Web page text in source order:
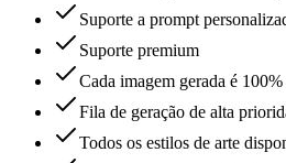
Suporte a prompt
Suporte premium
Cada imagem gerada é
Fila de geração de alta
Todos os estilos de arte